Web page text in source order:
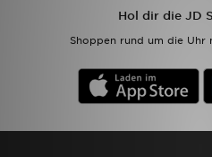
Hol dir die JD
Shoppen rund um die
Filialfinder